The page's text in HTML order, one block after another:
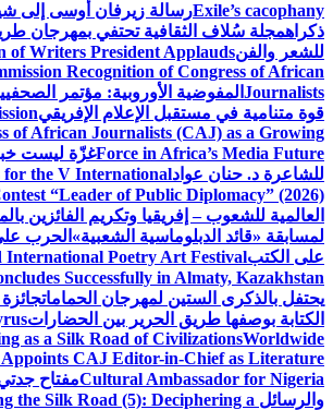
Exile’s cacophanyرسالة زيرفان أوسى إلى
ذكراهمجلة سُلاف الثقافية تحتفي بمهرجان
للشعر والفنof Writers President Applauds
Recognition of Congress of African
Journalists
قوة متنامية في مستقبل الإعلام الإفريقي
of African Journalists (CAJ) as a Growing
Force in Africa’s Media Futureغزّة ليست
للشاعرة د. حنان عوادfor the V International
“Leader of Public Diplomacy” (2026)
العالمية للشعوب – إفريقيا وتكريم الفائزين
لمسابقة «قائد الدبلوماسية الشعبية» الحرب
على الكتبInternational Poetry Art Festival
Successfully in Almaty, Kazakhstan
يحتفل بالذكرى الستين لمهرجان الحمامات
الكتابة بوصفها طريق الحرير بين الحضارات
as a Silk Road of CivilizationsWorldwide
CAJ Editor-in-Chief as Literature
Cultural Ambassador for Nigeriaمفتاح
والرسائل the Silk Road (5): Deciphering a